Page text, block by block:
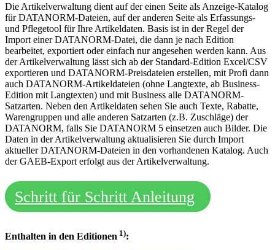
Die Artikelverwaltung dient auf der einen Seite als Anzeige-Katalog
für DATANORM-Dateien, auf der anderen Seite als Erfassungs-
und Pflegetool für Ihre Artikeldaten. Basis ist in der Regel der
Import einer DATANORM-Datei, die dann je nach Edition
bearbeitet, exportiert oder einfach nur angesehen werden kann. Aus
der Artikelverwaltung lässt sich ab der Standard-Edition Excel/CSV
exportieren und DATANORM-Preisdateien erstellen, mit Profi dann
auch DATANORM-Artikeldateien (ohne Langtexte, ab Business-
Edition mit Langtexten) und mit Business alle DATANORM-
Satzarten. Neben den Artikeldaten sehen Sie auch Texte, Rabatte,
Warengruppen und alle anderen Satzarten (z.B. Zuschläge) der
DATANORM, falls Sie DATANORM 5 einsetzen auch Bilder. Die
Daten in der Artikelverwaltung aktualisieren Sie durch Import
aktueller DATANORM-Dateien in den vorhandenen Katalog. Auch
der GAEB-Export erfolgt aus der Artikelverwaltung.
Schritt für Schritt Anleitung
Enthalten in den Editionen 1):